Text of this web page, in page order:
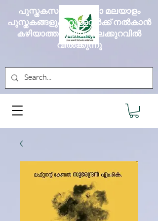
പുസ്തകസദ്യ എല്ലാ മലയാളം
പുസ്തകങ്ങളും മറ്റുള്ളവർക്ക് നൽകാൻ
കഴിയാത്ത വലിയ വിലക്കുറവിൽ
വിൽക്കുന്നു